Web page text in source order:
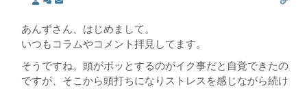
あんずさん、はじめまして。
いつもコラムやコメント拝見してます。
そうですね。頭がポッとするのがイク事だと自覚できたの
ですが、そこから頭打ちになりストレスを感じながら続け